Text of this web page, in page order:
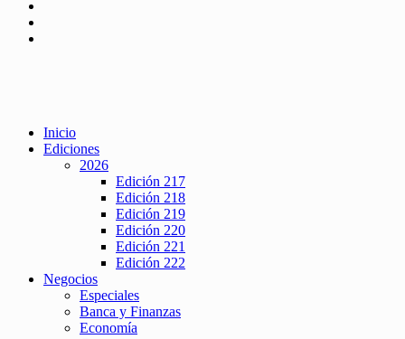
Inicio
Ediciones
2026
Edición 217
Edición 218
Edición 219
Edición 220
Edición 221
Edición 222
Negocios
Especiales
Banca y Finanzas
Economía